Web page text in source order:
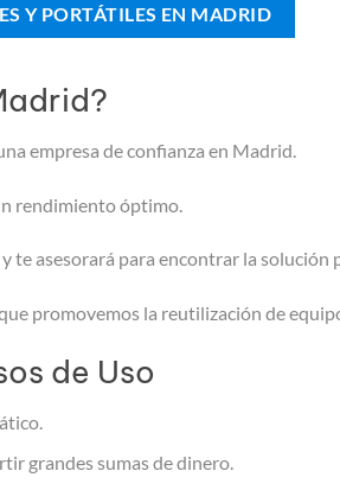
Y PORTÁTILES EN MADRID
empresa de confianza en Madrid.
rendimiento óptimo.
te asesorará para encontrar la solución
promovemos la reutilización de
de Uso
grandes sumas de dinero.